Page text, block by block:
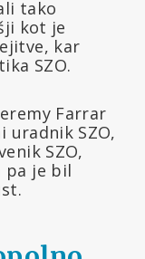
tako
kot je
kar
SZO.
Farrar
uradnik SZO,
SZO,
pa je bil